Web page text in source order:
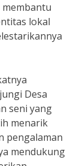
membantu
lokal
Desa
seni yang
menarik
pengalaman
mendukung